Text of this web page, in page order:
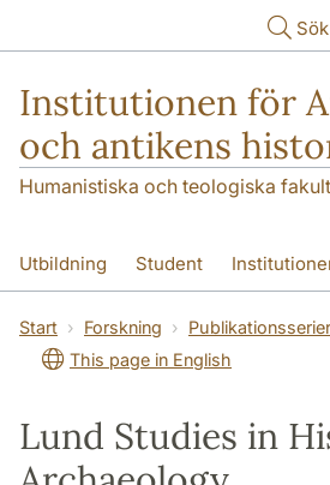
Sök
Institutionen för
och antikens
Humanistiska och teologiska
Utbildning Student
Forskning Kontakt
Start Forskning Publikationsserier
This page in English
Lund Studies in